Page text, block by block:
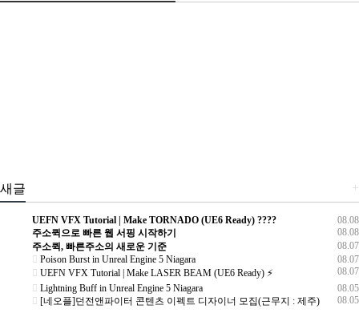
+
새글
08.08
UEFN VFX Tutorial | Make TORNADO (UE6 Ready) ????️
08.08
주소퀵으로 빠른 웹 서핑 시작하기
08.07
주소퀵, 빠른주소의 새로운 기준
08.07
Poison Burst in Unreal Engine 5 Niagara
08.07
UEFN VFX Tutorial | Make LASER BEAM (UE6 Ready) ⚡
08.05
Lightning Buff in Unreal Engine 5 Niagara
08.05
[네오플]던전앤파이터 콘텐츠 이펙트 디자이너 모집(근무지 : 제주)